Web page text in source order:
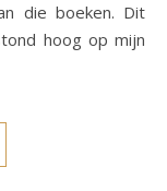
die boeken. Dit
hoog op mijn